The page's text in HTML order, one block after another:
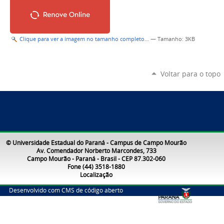
Clique para ver a imagem no tamanho completo… — Tamanho: 3KB
Voltar para o topo
© Universidade Estadual do Paraná - Campus de Campo Mourão
Av. Comendador Norberto Marcondes, 733
Campo Mourão - Paraná - Brasil - CEP 87.302-060
Fone (44) 3518-1880
Localização
Desenvolvido com CMS de código aberto